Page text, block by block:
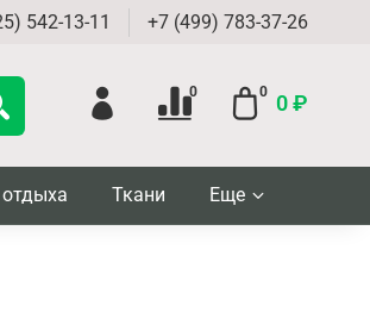
542-13-11 +7 (499) 783-37-26
0 0 0 ₽
Ткани Еще